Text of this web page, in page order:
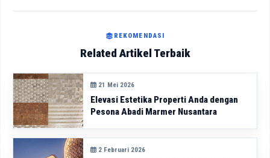
REKOMENDASI
Related Artikel Terbaik
21 Mei 2026
Elevasi Estetika Properti Anda dengan
Pesona Abadi Marmer Nusantara
2 Februari 2026